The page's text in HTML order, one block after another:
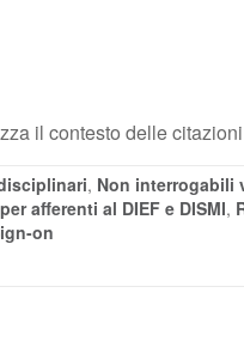
il contesto delle
, Non interrogabili
afferenti al DIEF e DISMI,
on